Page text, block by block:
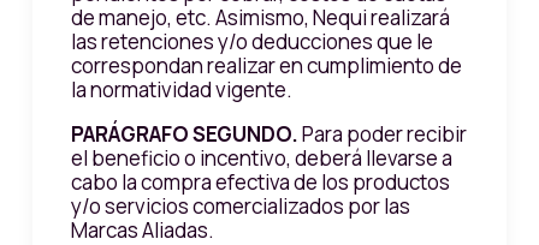
de manejo, etc. Asimismo, Nequi realizará
las retenciones y/o deducciones que le
correspondan realizar en cumplimiento de
la normatividad vigente.
PARÁGRAFO SEGUNDO.Para poder recibir
el beneficio o incentivo, deberá llevarse a
cabo la compra efectiva de los productos
y/o servicios comercializados por las
Marcas Aliadas.